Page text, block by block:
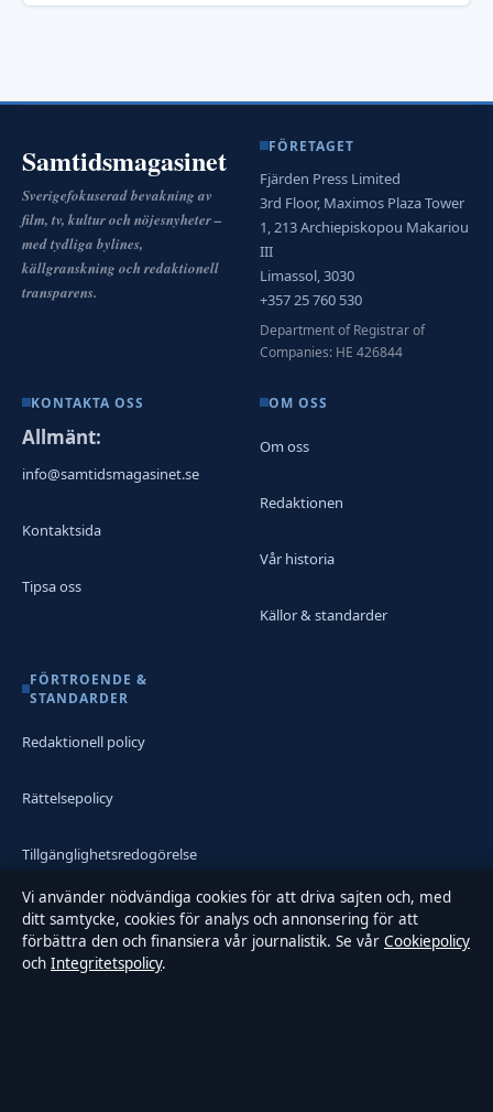
Samtidsmagasinet
Sverigefokuserad bevakning av
film, tv, kultur och nöjesnyheter –
med tydliga bylines,
källgranskning och redaktionell
transparens.
FÖRETAGET
Fjärden Press Limited
3rd Floor, Maximos Plaza Tower
1, 213 Archiepiskopou Makariou
III
Limassol, 3030
+357 25 760 530
Department of Registrar of
Companies: HE 426844
KONTAKTA OSS
Allmänt:
info@samtidsmagasinet.se
Kontaktsida
Tipsa oss
OM OSS
Om oss
Redaktionen
Vår historia
Källor & standarder
FÖRTROENDE &
STANDARDER
Redaktionell policy
Rättelsepolicy
Tillgänglighetsredogörelse
Integritetspolicy
Kändisar & integritet
Vi använder nödvändiga cookies för att driva sajten och, med
ditt samtycke, cookies för analys och annonsering för att
förbättra den och finansiera vår journalistik. Se vår Cookiepolicy
och Integritetspolicy.